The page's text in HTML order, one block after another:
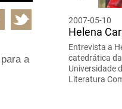
a
2007-05-10
Helena
Entrevista a
catedrática
Universidade
Literatura